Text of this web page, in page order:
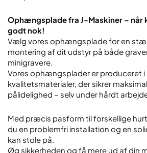
Ophængsplade fra J-Maskiner – når
godt nok!
Vælg vores ophængsplade for en
montering af dit udstyr på både
minigravere.
Vores ophængsplader er produceret
kvalitetsmaterialer, der sikrer
pålidelighed – selv under hårdt
Med præcis pasform til forskellige
du en problemfri installation og en
kan stole på.
Øg sikkerheden og få mere ud af din